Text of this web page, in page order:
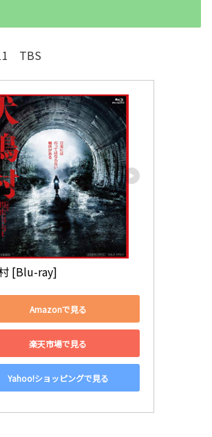
TBS
[Blu-ray]
Amazonで見る
楽天市場で見る
Yahoo!ショッピングで見る